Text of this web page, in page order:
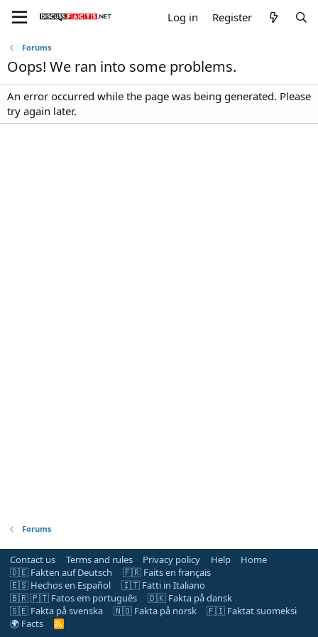
Log in Register
Forums
Oops! We ran into some problems.
An error occurred while the page was being generated. Please
try again later.
Forums
Contact us Terms and rules Privacy policy Help
Home
🇩🇪 Fakten auf Deutsch
🇫🇷 Faits en français
🇪🇸 Hechos en Español
🇮🇹 Fatti in Italiano
🇧🇷 🇵🇹 Fatos em português
🇩🇰 Fakta på dansk
🇸🇪 Fakta på svenska
🇳🇴 Fakta på norsk
🇫🇮 Faktat suomeksi
🌍 Facts
R